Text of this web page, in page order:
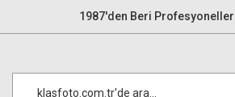
1987'den Beri